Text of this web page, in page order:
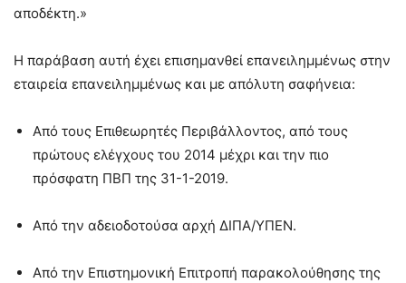
αποδέκτη.»
Η παράβαση αυτή έχει επισημανθεί επανειλημμένως στην
εταιρεία επανειλημμένως και με απόλυτη σαφήνεια:
Από τους Επιθεωρητές Περιβάλλοντος, από τους
πρώτους ελέγχους του 2014 μέχρι και την πιο
πρόσφατη ΠΒΠ της 31-1-2019.
Από την αδειοδοτούσα αρχή ΔΙΠΑ/ΥΠΕΝ.
Από την Επιστημονική Επιτροπή παρακολούθησης της